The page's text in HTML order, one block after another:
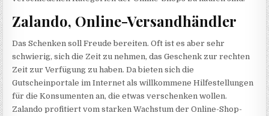
Zalando, Online-Versandhändler
Das Schenken soll Freude bereiten. Oft ist es aber sehr
schwierig, sich die Zeit zu nehmen, das Geschenk zur rechten
Zeit zur Verfügung zu haben. Da bieten sich die
Gutscheinportale im Internet als willkommene Hilfestellungen
für die Konsumenten an, die etwas verschenken wollen.
Zalando profitiert vom starken Wachstum der Online-Shop-